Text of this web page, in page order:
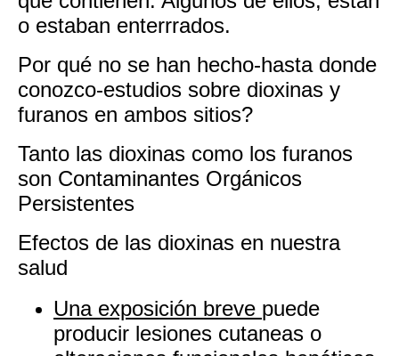
o estaban enterrrados.
Por qué no se han hecho-hasta donde
conozco-estudios sobre dioxinas y
furanos en ambos sitios?
Tanto las dioxinas como los furanos
son Contaminantes Orgánicos
Persistentes
Efectos de las dioxinas en nuestra
salud
Una exposición breve puede
producir lesiones cutaneas o